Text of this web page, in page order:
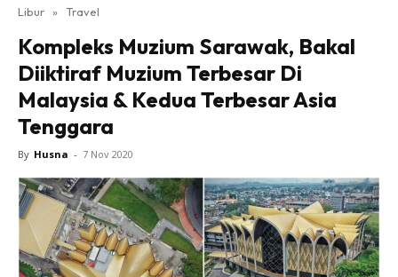
Libur » Travel
Kompleks Muzium Sarawak, Bakal
Diiktiraf Muzium Terbesar Di
Malaysia & Kedua Terbesar Asia
Tenggara
By Husna - 7 Nov 2020